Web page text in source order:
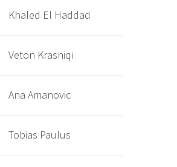
Khaled El Haddad
Veton Krasniqi
Ana Amanovic
Tobias Paulus